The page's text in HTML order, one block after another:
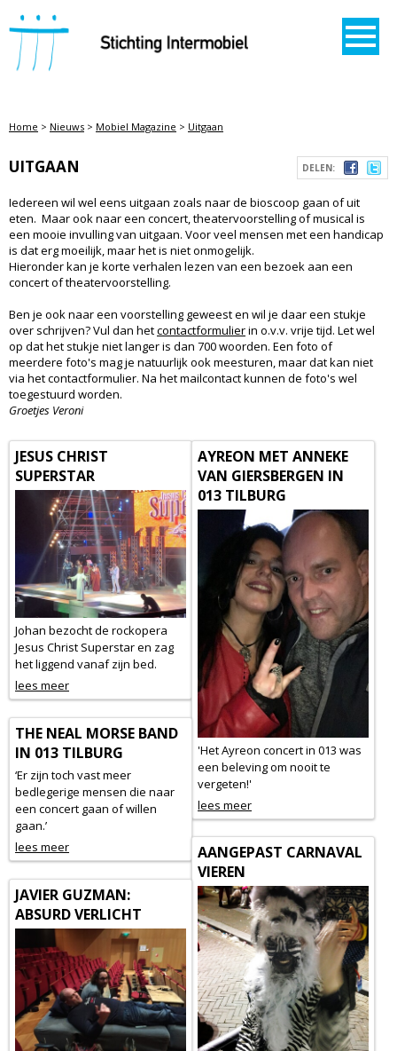
STICHTING INTERMOBIEL
Home > Nieuws > Mobiel Magazine > Uitgaan
DELEN:
UITGAAN
Iedereen wil wel eens uitgaan zoals naar de bioscoop gaan of uit
eten. Maar ook naar een concert, theatervoorstelling of musical is
een mooie invulling van uitgaan. Voor veel mensen met een handicap
is dat erg moeilijk, maar het is niet onmogelijk.
Hieronder kan je korte verhalen lezen van een bezoek aan een
concert of theatervoorstelling.
Ben je ook naar een voorstelling geweest en wil je daar een stukje
over schrijven? Vul dan hetcontactformulierin o.v.v. vrije tijd. Let wel
op dat het stukje niet langer is dan 700 woorden. Een foto of
meerdere foto's mag je natuurlijk ook meesturen, maar dat kan niet
via het contactformulier. Na het mailcontact kunnen de foto's wel
toegestuurd worden.
Groetjes Veroni
JESUS CHRIST
SUPERSTAR
Johan bezocht de rockopera
Jesus Christ Superstar en zag
het liggend vanaf zijn bed.
lees meer
AYREON MET ANNEKE
VAN GIERSBERGEN IN
013 TILBURG
'Het Ayreon concert in 013 was
een beleving om nooit te
vergeten!'
lees meer
THE NEAL MORSE BAND
IN 013 TILBURG
‘Er zijn toch vast meer
bedlegerige mensen die naar
een concert gaan of willen
gaan.’
lees meer
AANGEPAST CARNAVAL
VIEREN
JAVIER GUZMAN:
ABSURD VERLICHT